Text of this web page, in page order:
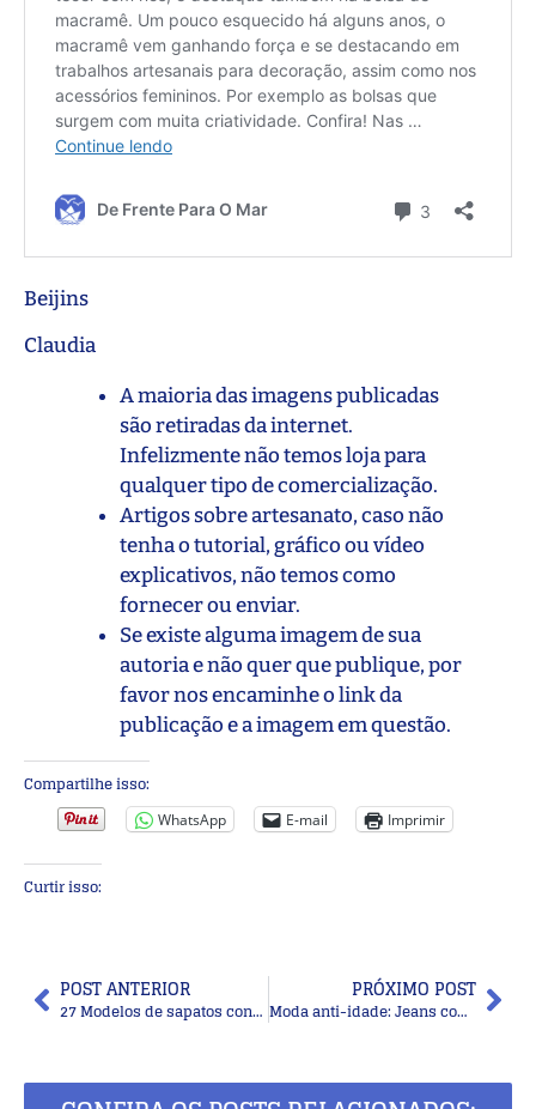
Beijins
Claudia
A maioria das imagens publicadas
são retiradas da internet.
Infelizmente não temos loja para
qualquer tipo de comercialização.
Artigos sobre artesanato, caso não
tenha o tutorial, gráfico ou vídeo
explicativos, não temos como
fornecer ou enviar.
Se existe alguma imagem de sua
autoria e não quer que publique, por
favor nos encaminhe o link da
publicação e a imagem em questão.
Compartilhe isso:
WhatsApp E-mail Imprimir
Curtir isso:
POST ANTERIOR
27 Modelos de sapatos confortáveis
PRÓXIMO POST
Moda anti-idade: Jeans combina com… tudo!